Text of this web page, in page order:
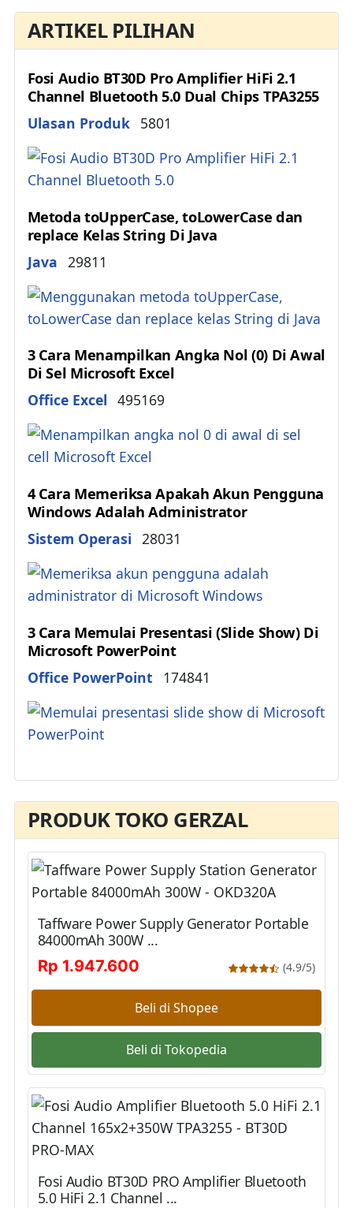
ARTIKEL PILIHAN
Fosi Audio BT30D Pro Amplifier HiFi 2.1
Channel Bluetooth 5.0 Dual Chips TPA3255
Details
Ulasan Produk 5801
Metoda toUpperCase, toLowerCase dan
replace Kelas String Di Java
Details
Java 29811
3 Cara Menampilkan Angka Nol (0) Di Awal
Di Sel Microsoft Excel
Details
Office Excel 495169
4 Cara Memeriksa Apakah Akun Pengguna
Windows Adalah Administrator
Details
Sistem Operasi 28031
3 Cara Memulai Presentasi (Slide Show) Di
Microsoft PowerPoint
Details
Office PowerPoint 174841
PRODUK TOKO GERZAL
Taffware Power Supply Generator Portable
84000mAh 300W ...
Rp 1.947.600
(4.9/5)
Beli di Shopee
Beli di Tokopedia
Fosi Audio BT30D PRO Amplifier Bluetooth
5.0 HiFi 2.1 Channel ...